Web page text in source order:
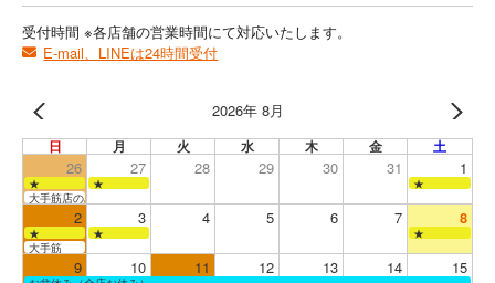
受付時間 ※各店舗の営業時間にて対応いたします。
E-mail、LINEは24時間受付
2026年 8月
日 月 火 水 木 金 土
26 27 28 29 30 31 1
★ ★
★
大手筋店のみ営業
2 3 4 5 6 7 8
★ ★
★
大手筋
9 10 11 12 13 14 15